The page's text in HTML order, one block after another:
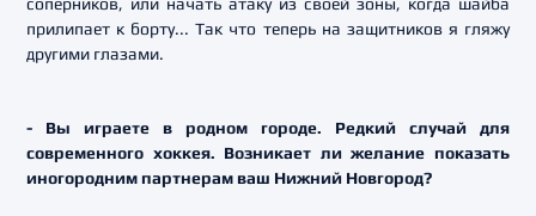
прилипает к борту... Так что теперь на защитников я гляжу
другими глазами.
- Вы играете в родном городе. Редкий случай для
современного хоккея. Возникает ли желание показать
иногородним партнерам ваш Нижний Новгород?